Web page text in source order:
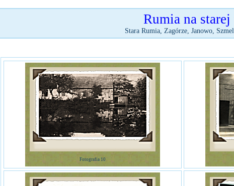
Rumia na
Stara Rumia, Zagórze, Janowo,
Fotografia 10